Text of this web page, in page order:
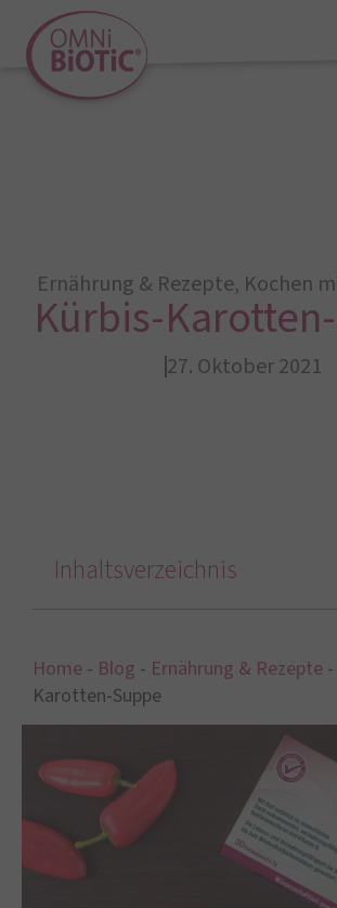
Ernährung & Rezepte, Kochen
Kürbis-
27. Oktober 2021
Home - Blog - Ernährung & Rezepte -
Karotten-Suppe
Inhaltsverzeichnis